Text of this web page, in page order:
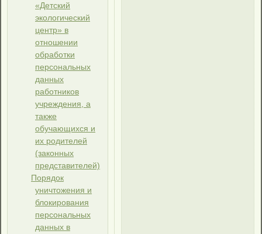
«Детский
экологический
центр» в
отношении
обработки
персональных
данных
работников
учреждения, а
также
обучающихся и
их родителей
(законных
представителей)
Порядок
уничтожения и
блокирования
персональных
данных в